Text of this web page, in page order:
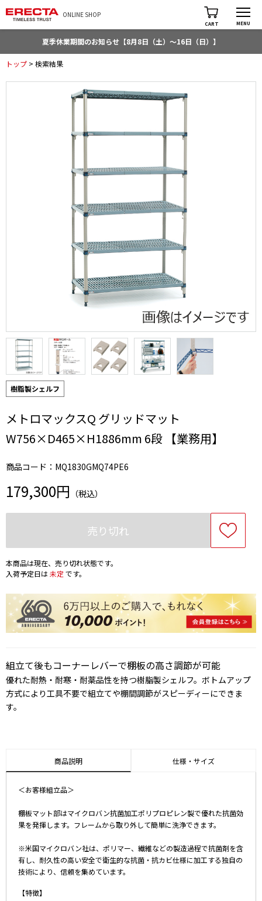
ONLINE SHOP
CART MENU
夏季休業期間のお知らせ【8月8日（土）～16日（日）】
トップ > 検索結果
樹脂製シェルフ
メトロマックスQ グリッドマット
W756×D465×H1886mm 6段 【業務用】
商品コード：MQ1830GMQ74PE6
179,300円 （税込）
売り切れ
本商品は現在、売り切れ状態です。
入荷予定日は未定 です。
組立て後もコーナーレバーで棚板の高さ調節が可能
優れた耐熱・耐寒・耐薬品性を持つ樹脂製シェルフ。ボトムアップ
方式により工具不要で組立てや棚間調節がスピーディーにできま
す。
商品説明 仕様・サイズ
＜お客様組立品＞
棚板マット部はマイクロバン抗菌加工ポリプロピレン製で優れた抗菌効
果を発揮します。フレームから取り外して簡単に洗浄できます。
※米国マイクロバン社は、ポリマー、繊維などの製造過程で抗菌剤を含
有し、耐久性の高い安全で衛生的な抗菌・抗カビ仕様に加工する独自の
技術により、信頼を集めています。
【特徴】